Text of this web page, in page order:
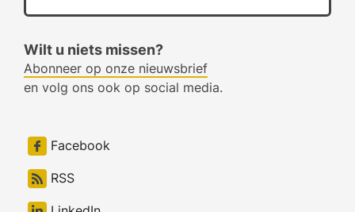
Wilt u niets missen?
Abonneer op onze nieuwsbrief
en volg ons ook op social media.
Facebook
RSS